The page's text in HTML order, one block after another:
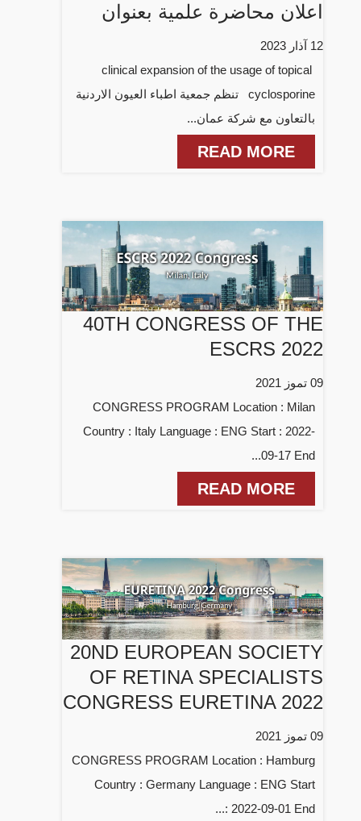
اعلان محاضرة علمية بعنوان
12 آذار 2023
clinical expansion of the usage of topical
cyclosporine تنظم جمعية اطباء العيون الاردنية
بالتعاون مع شركة عمان...
READ MORE
40TH CONGRESS OF THE
ESCRS 2022
09 تموز 2021
CONGRESS PROGRAM Location : Milan
Country : Italy Language : ENG Start : 2022-
09-17 End...
READ MORE
20ND EUROPEAN SOCIETY
OF RETINA SPECIALISTS
CONGRESS EURETINA 2022
09 تموز 2021
CONGRESS PROGRAM Location : Hamburg
Country : Germany Language : ENG Start
: 2022-09-01 End...